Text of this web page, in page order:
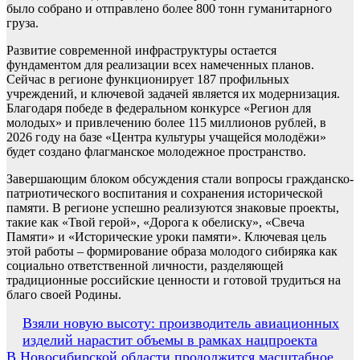
было собрано и отправлено более 800 тонн гуманитарного
груза.
Развитие современной инфраструктуры остается
фундаментом для реализации всех намеченных планов.
Сейчас в регионе функционирует 187 профильных
учреждений, и ключевой задачей является их модернизация.
Благодаря победе в федеральном конкурсе «Регион для
молодых» и привлечению более 115 миллионов рублей, в
2026 году на базе «Центра культуры учащейся молодёжи»
будет создано флагманское молодежное пространство.
Завершающим блоком обсуждения стали вопросы гражданско-
патриотического воспитания и сохранения исторической
памяти. В регионе успешно реализуются знаковые проекты,
такие как «Твой герой», «Дорога к обелиску», «Свеча
Памяти» и «Исторические уроки памяти». Ключевая цель
этой работы – формирование образа молодого сибиряка как
социально ответственной личности, разделяющей
традиционные российские ценности и готовой трудиться на
благо своей Родины.
Навигация
по
Взяли новую высоту: производитель авиационных
изделий нарастит объемы в рамках нацпроекта
В Новосибирской области продолжится масштабное